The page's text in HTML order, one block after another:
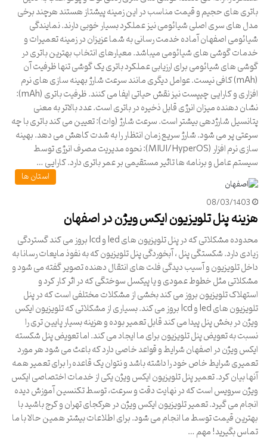
باتری های حجیم و قیمت مناسب در این زمینه پیشتاز هستند هرچند برخی
مدل های سری اصلی شیائومی نیز عملکرد بسیار خوبی دارند. نمایندگی
شیائومی اصفهان آماده خدمت رسانی به شما عزیزان در زمینه تعمیرات و
خدمات گوشی های شیائومی میباشد. معیارهای انتخاب بهترین باتری در
گوشی های شیائومی برای ارزیابی عملکرد باتری یک گوشی تنها ظرفیت آن
(mAh) کافی نیست. عوامل دیگری مانند سرعت شارژ بهینه سازی های نرم
افزاری و کارایی چیپست نیز نقش حیاتی ایفا می کنند. ظرفیت باتری (mAh):
نشان دهنده میزان انرژی قابل ذخیره در باتری است. عدد بالاتر به معنی
پتانسیل شارژدهی بیشتر است. سرعت شارژ (وات): تعیین می کند باتری با چه
سرعتی پر می شود. شارژ سریع زمان انتظار را به شدت کاهش می دهد. بهینه
سازی نرم افزار (MIUI/HyperOS): نحوه مدیریت مصرف انرژی توسط
سیستم عامل و برنامه ها تاثیر مستقیمی بر عمر باتری دارد. کارایی …
استان ها
08/03/1403
هزینه پنل تلویزیون ایکس ویژن در اصفهان
محدوده مشکلاتی که در پنل تلویزیون های led و lcd بروز می کند گستردگی
زیادی دارد. شکستگی پنل ، آبخوردگی پنل تلویزیون كه به نفوذ مایعات رسانا به
داخل تلویزیون و آسیب دیدگی فلت های انتقال دهنده تصویر گفته می شود و
مشکلاتی مثل خطوط عمودی و یا پیکسل سوختگی كه در اثر کار کرد و
استهلاک تلویزیون بروز می کند بخشی از مشکلات مختلفی است كه در پنل
تلویزیون های led و lcd بروز می کند. بسیاری از مشکلاتی كه تلویزیون ایکس
ویژن در بخش پنل پیدا می کند قابل تعمیر بوده و هزینه بسیار پایین تری را
نسبت به تعویض پنل تلویزیون برای ما ایجاد می کند. اما تعویض پنل شکسته
ایکس ویژن در اصفهان شرایط و قواعد خاصی دارد كه باعث می شود هر مورد
تعمیری شرایط خاص خود را داشته باشد و نتوان یک قاعده را برای تعمیر همه
آنها بیان کرد. تعمیر پنل تلویزیون ایکس ویژن یکی از خدمات اختصاصی ایکس
ویژن سرویس است که در نهایت دقت و سرعت، توسط تکنسین آموزش دیده
انجام می گیرد. تعمیر تلویزیون ایکس ویژن در هرکجای تهران و کرج باشید با
بهترین قیمت توسط ما انجام می شود. برای اطلاعات بیشتر همین حالا با ما
تماس بگیرید! مهم …